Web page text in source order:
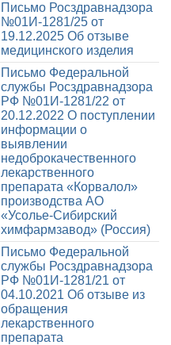
Письмо Росздравнадзора
№01И-1281/25 от
19.12.2025 Об отзыве
медицинского изделия
Письмо Федеральной
службы Росздравнадзора
РФ №01И-1281/22 от
20.12.2022 О поступлении
информации о
выявлении
недоброкачественного
лекарственного
препарата «Корвалол»
производства АО
«Усолье-Сибирский
химфармзавод» (Россия)
Письмо Федеральной
службы Росздравнадзора
РФ №01И-1281/21 от
04.10.2021 Об отзыве из
обращения
лекарственного
препарата